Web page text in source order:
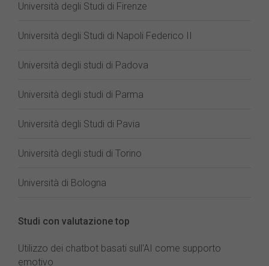
Università degli Studi di Firenze
Università degli Studi di Napoli Federico II
Università degli studi di Padova
Università degli studi di Parma
Università degli Studi di Pavia
Università degli studi di Torino
Università di Bologna
Studi con valutazione top
Utilizzo dei chatbot basati sull'AI come supporto
emotivo